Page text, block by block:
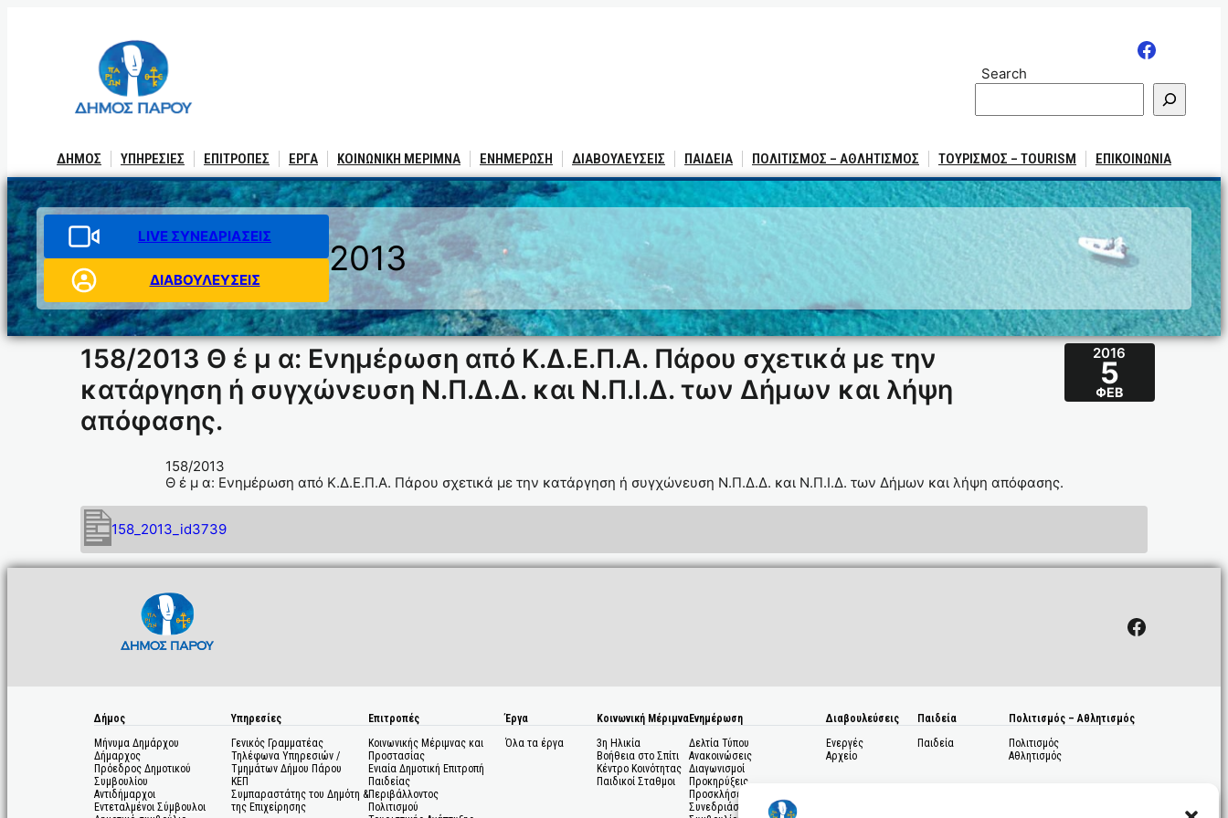
Search
ΔΗΜΟΣ ΥΠΗΡΕΣΙΕΣ ΕΠΙΤΡΟΠΕΣ ΕΡΓΑ ΚΟΙΝΩΝΙΚΗ ΜΕΡΙΜΝΑ ΕΝΗΜΕΡΩΣΗ ΔΙΑΒΟΥΛΕΥΣΕΙΣ ΠΑΙΔΕΙΑ ΠΟΛΙΤΙΣΜΟΣ – ΑΘΛΗΤΙΣΜΟΣ ΤΟΥΡΙΣΜΟΣ – TOURISM ΕΠΙΚΟΙΝΩΝΙΑ
LIVE ΣΥΝΕΔΡΙΑΣΕΙΣ
ΔΙΑΒΟΥΛΕΥΣΕΙΣ
2013
158/2013 Θ έ μ α: Ενημέρωση από Κ.Δ.Ε.Π.Α. Πάρου σχετικά με την
κατάργηση ή συγχώνευση Ν.Π.Δ.Δ. και Ν.Π.Ι.Δ. των Δήμων και λήψη
απόφασης.
2016
5
ΦΕΒ
158/2013
Θ έ μ α: Ενημέρωση από Κ.Δ.Ε.Π.Α. Πάρου σχετικά με την κατάργηση ή συγχώνευση Ν.Π.Δ.Δ. και Ν.Π.Ι.Δ. των Δήμων και λήψη απόφασης.
158_2013_id3739
Facebook
Δήμος
Μήνυμα Δημάρχου
Δήμαρχος
Πρόεδρος Δημοτικού
Συμβουλίου
Αντιδήμαρχοι
Εντεταλμένοι Σύμβουλοι
Υπηρεσίες
Γενικός Γραμματέας
Τηλέφωνα Υπηρεσιών /
Τμημάτων Δήμου Πάρου
ΚΕΠ
Συμπαραστάτης του Δημότη &
της Επιχείρησης
Επιτροπές
Κοινωνικής Μέριμνας και
Προστασίας
Ενιαία Δημοτική Επιτροπή
Παιδείας
Περιβάλλοντος
Πολιτισμού
Έργα
Όλα τα έργα
Κοινωνική Μέριμνα
3η Ηλικία
Βοήθεια στο Σπίτι
Κέντρο Κοινότητας
Παιδικοί Σταθμοι
Ενημέρωση
Δελτία Τύπου
Ανακοινώσεις
Διαγωνισμοί
Προκηρύξεις
Προσκλήσεις σε
Συνεδριάσεις Δημοτικού
Διαβουλεύσεις
Ενεργές
Αρχείο
Παιδεία
Παιδεία
Πολιτισμός – Αθλητισμός
Πολιτισμός
Αθλητισμός